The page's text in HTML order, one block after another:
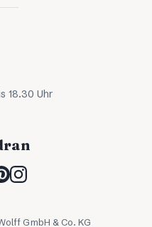
18.30 Uhr
GmbH & Co. KG